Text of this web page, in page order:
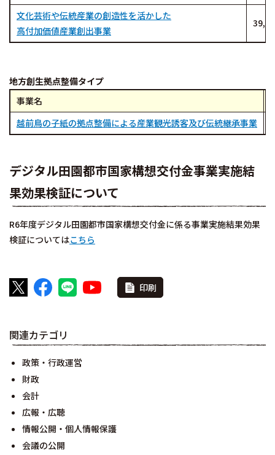
文化芸術や伝統産業の創造性を活かした
高付加価値産業創出事業
地方創生拠点整備タイプ
事業名
越前鳥の子紙の拠点整備による産業観光誘客及び伝統継承事業
デジタル田園都市国家構想交付金事業実施結
果効果検証について
R6年度デジタル田園都市国家構想交付金に係る事業実施結果効果
検証についてはこちら
印刷
関連カテゴリ
政策・行政運営
財政
会計
広報・広聴
情報公開・個人情報保護
会議の公開